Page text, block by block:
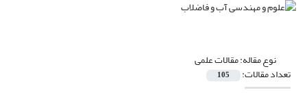
نوع مقاله:مقالات علمی
تعداد مقالات: 105